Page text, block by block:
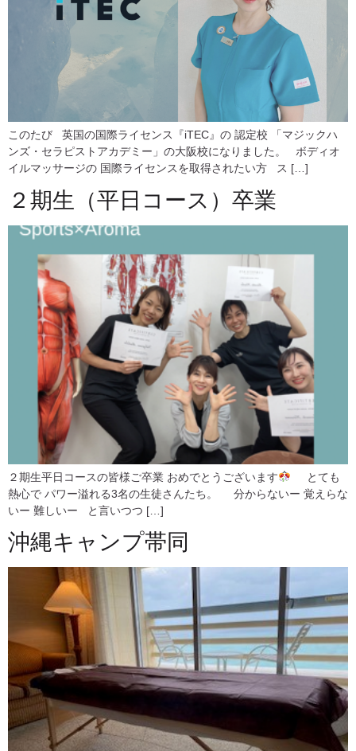
このたび 英国の国際ライセンス『iTEC』の 認定校 「マジックハ
ンズ・セラピストアカデミー」の大阪校になりました。 ボディオ
イルマッサージの 国際ライセンスを取得されたい方 ス […]
２期生（平日コース）卒業
２期生平日コースの皆様ご卒業 おめでとうございます
⁡ ⁡ とても
熱心で パワー溢れる3名の生徒さんたち。 ⁡ ⁡ 分からないー 覚えらな
いー 難しいー ⁡ ⁡ と言いつつ […]
沖縄キャンプ帯同